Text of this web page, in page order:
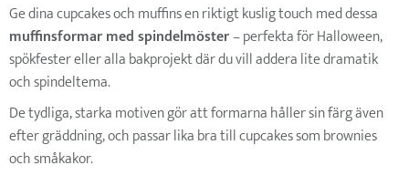
Ge dina cupcakes och muffins en riktigt kuslig touch med dessa
muffinsformarmed spindelmöster– perfekta för Halloween,
spökfester eller alla bakprojekt där du vill addera lite dramatik
och spindeltema.
De tydliga, starka motiven gör att formarna håller sin färg även
efter gräddning, och passar lika bra till cupcakes som brownies
och småkakor.